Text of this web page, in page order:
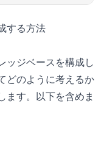
する方法
ッジベースを構成し
どのように考えるか
ます。以下を含めま